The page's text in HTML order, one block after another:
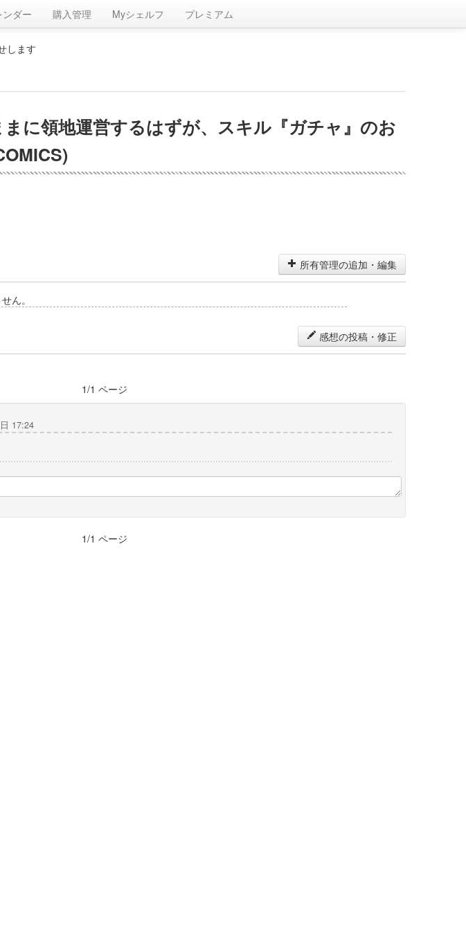
ダー 購入管理 Myシェルフ プレミアム
します
に領地運営するはずが、スキル『ガチャ』のお
所有管理の追加・編集
ん。
感想の投稿・修正
1/1 ページ
17:24
1/1 ページ